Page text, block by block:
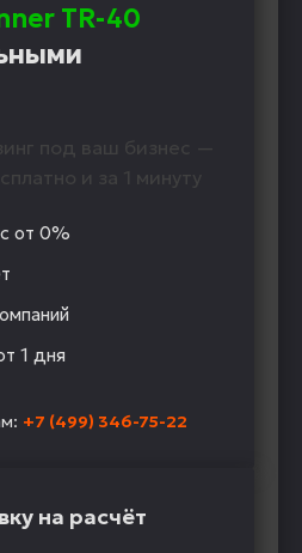
TR-40
под ваш бизнес —
и за 1 минуту
от 0%
1 дня
+7 (499) 346-75-22
на расчёт